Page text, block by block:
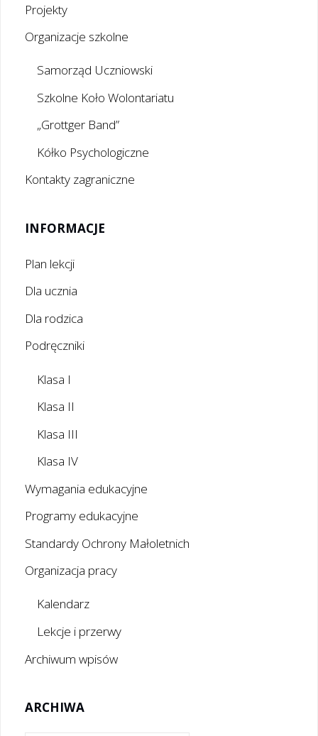
Projekty
Organizacje szkolne
Samorząd Uczniowski
Szkolne Koło Wolontariatu
„Grottger Band”
Kółko Psychologiczne
Kontakty zagraniczne
INFORMACJE
Plan lekcji
Dla ucznia
Dla rodzica
Podręczniki
Klasa I
Klasa II
Klasa III
Klasa IV
Wymagania edukacyjne
Programy edukacyjne
Standardy Ochrony Małoletnich
Organizacja pracy
Kalendarz
Lekcje i przerwy
Archiwum wpisów
ARCHIWA